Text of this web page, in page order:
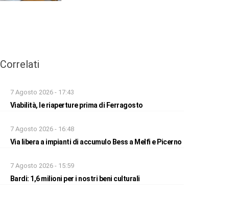
Correlati
7 Agosto 2026 - 17:43
Viabilità, le riaperture prima di Ferragosto
7 Agosto 2026 - 16:48
Via libera a impianti di accumulo Bess a Melfi e Picerno
7 Agosto 2026 - 15:59
Bardi: 1,6 milioni per i nostri beni culturali